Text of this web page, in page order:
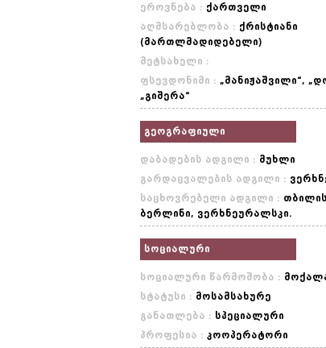
ეროვნება : ქართველი
აღმსარებლობა : ქრისტიანი
(მართლმადიდებელი)
მეტსახელი :
ფსევდონიმი : „მანიჟაშვილი“,
„გიშერა“
გეოგრაფიული
დაბადების ადგილი : მუხლი
გარდაცვალების ადგილი :
საცხოვრებელი ადგილი :
ბერლინი, ვერხნეურალსკი.
სოციალური
სოციალური წარმოშობა :
სტატუსი : მოსამსახურე
განათლება : სპეციალური
პროფესია : კოოპერატორი